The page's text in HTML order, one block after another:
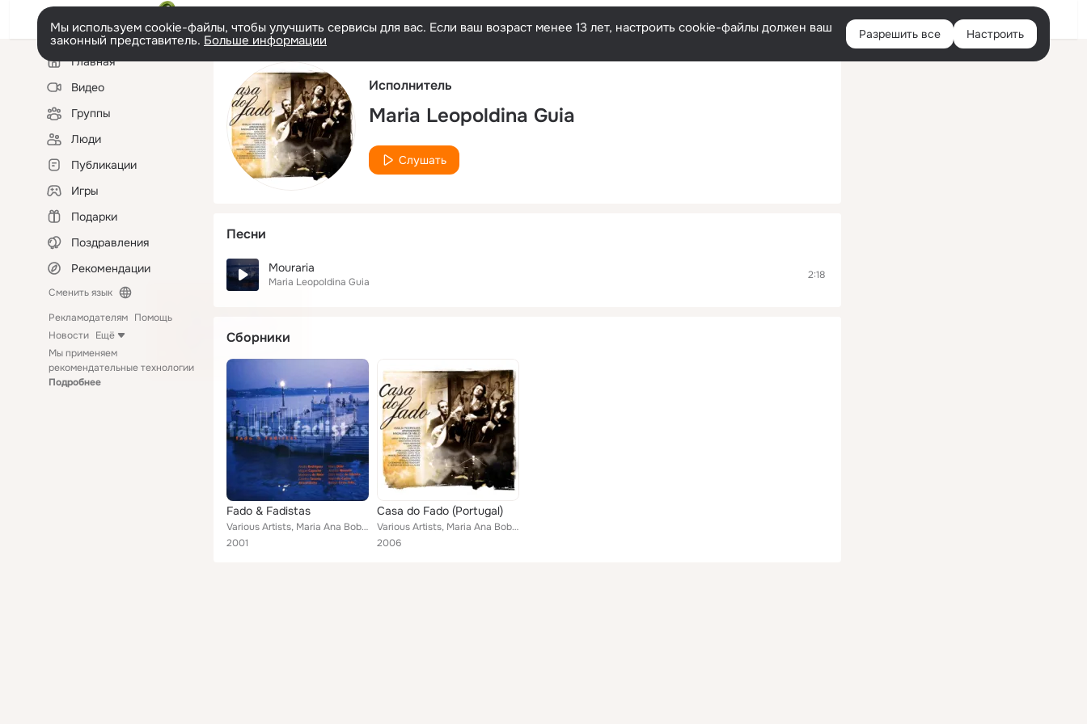
Русский Войти
Мы используем cookie-файлы, чтобы улучшить сервисы для вас. Если ваш возраст менее 13 лет, настроить cookie-файлы должен ваш
законный представитель. Больше информации Разрешить все Настроить
Левая
колонкаГлавная
Видео
Группы
Люди
Публикации
Игры
Подарки
Поздравления
Рекомендации
Сменить язык
Рекламодателям Помощь
Новости Ещё
Мы применяем
рекомендательные технологии
Подробнее
Исполнитель
Maria Leopoldina Guia
Слушать
Песни
Mouraria
Maria Leopoldina Guia
2:18
Сборники
Fado & Fadistas
Various Artists, Maria Ana Bobone, Manuel Cardoso De Menzes, M. Domingos, Rodrigo Costa Félix, Ercilia Costa, José Joaaquim Cava...
2001
Casa do Fado (Portugal)
Various Artists, Maria Ana Bobone, Dr. Edmundo de Bettancourt, Madalena De Melo, Manuel Cardoso De Menzes, Rodrigo Costa Felix, ...
2006